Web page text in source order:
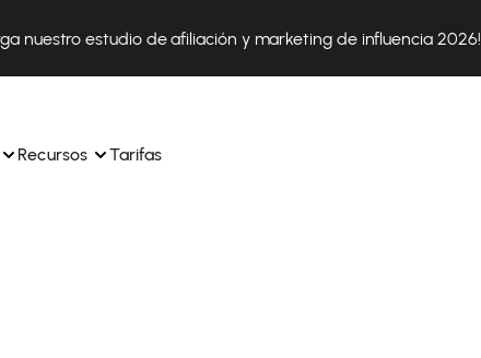
nuestro estudio de afiliación y marketing de influencia 2026!
única Shop desde un solo
Recursos Tarifas